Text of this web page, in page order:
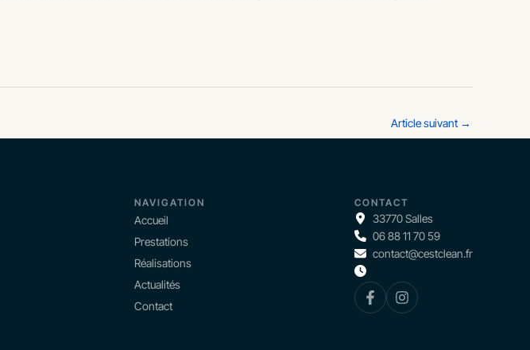
Article suivant →
NAVIGATION
Accueil
Prestations
Réalisations
Actualités
Contact
CONTACT
33770 Salles
06 88 11 70 59
contact@cestclean.fr